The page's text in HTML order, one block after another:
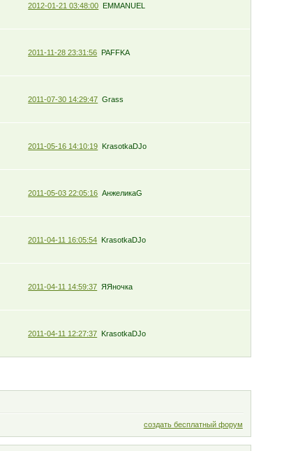
2012-01-21 03:48:00 EMMANUEL
2011-11-28 23:31:56 PAFFKA
2011-07-30 14:29:47 Grass
2011-05-16 14:10:19 KrasotkaDJo
2011-05-03 22:05:16 АнжеликаG
2011-04-11 16:05:54 KrasotkaDJo
2011-04-11 14:59:37 ЯЯночка
2011-04-11 12:27:37 KrasotkaDJo
создать бесплатный форум